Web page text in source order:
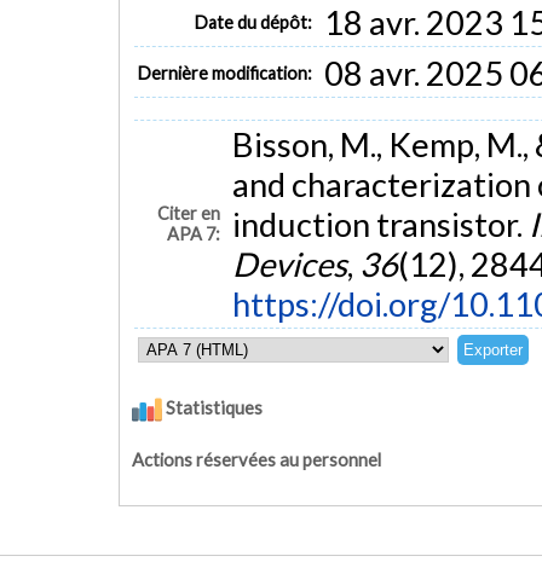
Date du dépôt: 18 avr. 2023
Dernière modification: 08 avr. 2025
Citer en
APA 7:
Bisson, M., Kemp,
and
induction transistor.
Devices, 36(12),
https://doi.org/
Statistiques
Actions réservées au personnel